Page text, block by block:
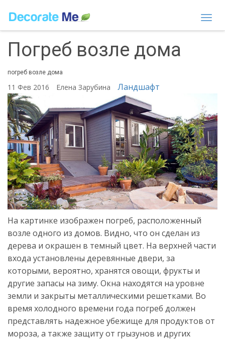
Погреб возле дома
погреб возле дома
11 Фев 2016 Елена Зарубина Ландшафт
На картинке изображен погреб, расположенный
возле одного из домов. Видно, что он сделан из
дерева и окрашен в темный цвет. На верхней части
входа установлены деревянные двери, за
которыми, вероятно, хранятся овощи, фрукты и
другие запасы на зиму. Окна находятся на уровне
земли и закрыты металлическими решетками. Во
время холодного времени года погреб должен
представлять надежное убежище для продуктов от
мороза, а также защиту от грызунов и других